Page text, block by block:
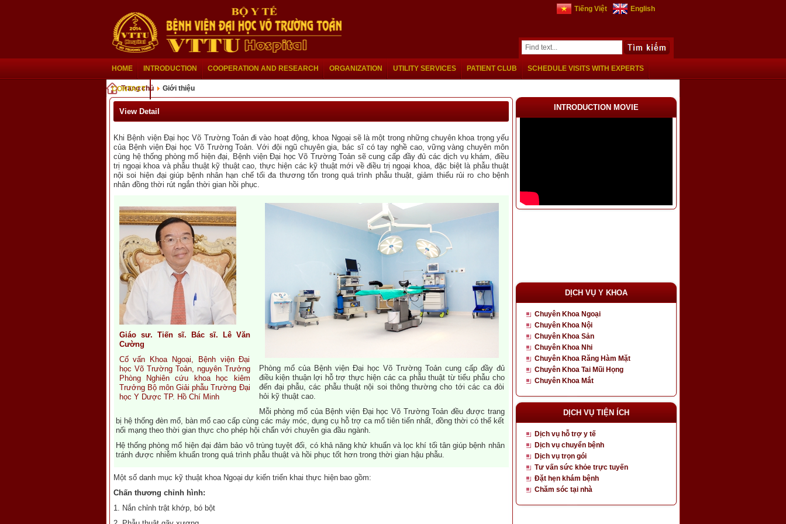
Tiếng Việt English
HOME INTRODUCTION COOPERATION AND RESEARCH ORGANIZATION UTILITY SERVICES PATIENT CLUB SCHEDULE VISITS WITH EXPERTS
CONTACT
Trang chủ Giới thiệu
View Detail
Khi Bệnh viện Đại học Võ Trường Toản đi vào hoạt động, khoa Ngoại sẽ là một trong những chuyên khoa trọng yếu
của Bệnh viện Đại học Võ Trường Toản. Với đội ngũ chuyên gia, bác sĩ có tay nghề cao, vững vàng chuyên môn
cùng hệ thống phòng mổ hiện đại, Bệnh viện Đại học Võ Trường Toản sẽ cung cấp đầy đủ các dịch vụ khám, điều
trị ngoại khoa và phẫu thuật kỹ thuật cao, thực hiện các kỹ thuật mới về điều trị ngoại khoa, đặc biệt là phẫu thuật
nội soi hiện đại giúp bệnh nhân hạn chế tối đa thương tổn trong quá trình phẫu thuật, giảm thiểu rủi ro cho bệnh
nhân đồng thời rút ngắ​n thời gian hồi phục.
Giáo sư. Tiến sĩ. Bác sĩ. Lê Văn
Cường
Cố vấn Khoa Ngoại, Bệnh viện Đại
học Võ Trường Toản, nguyên Trưởng
Phòng Nghiên cứu khoa học kiêm
Trưởng Bộ môn Giải phẫu Trường Đại
học Y Dược TP. Hồ Chí Minh
Phòng mổ của Bệnh viện Đại học Võ Trường Toản cung cấp đầy đủ
điều kiện thuận lợi hỗ trợ thực hiện các ca phẫu thuật từ tiểu phẫu cho
đến đại phẫu, các phẫu thuật nội soi thông thường cho tới các ca đòi
hỏi kỹ thuật cao.
Mỗi phòng mổ của Bệnh viện Đại học Võ Trường Toản đều được trang
bị hệ thống đèn mổ, bàn mổ cao cấp cùng các máy móc, dụng cụ hỗ trợ ca mổ tiên tiến nhất, đồng thời có thể kết
nối mạng theo thời gian thực cho phép hội chẩn với chuyên gia đầu ngành.
Hệ thống phòng mổ hiện đại đảm bảo vô trùng tuyệt đối, có khả năng khử khuẩn và lọc khí tối tân giúp bệnh nhân
tránh được nhiễm khuẩn trong quá trình phẫu thuật và hồi phục tốt hơn trong thời gian hậu phẫu.
Một số danh mục kỹ thuật khoa Ngoại dự kiến triển khai thực hiện bao gồm:
Chấn thương chỉnh hình:
1. Nắn chỉnh trật khớp, bó bột
INTRODUCTION MOVIE
DỊCH VỤ Y KHOA
Chuyên Khoa Ngoại
Chuyên Khoa Nội
Chuyên Khoa Sản
Chuyên Khoa Nhi
Chuyên Khoa Răng Hàm Mặt
Chuyên Khoa Tai Mũi Họng
Chuyên Khoa Mắt
DỊCH VỤ TIỆN ÍCH
Dịch vụ hỗ trợ y tế
Dịch vụ chuyển bệnh
Dịch vụ trọn gói
Tư vấn sức khỏe trực tuyến
Đặt hẹn khám bệnh
Chăm sóc tại nhà